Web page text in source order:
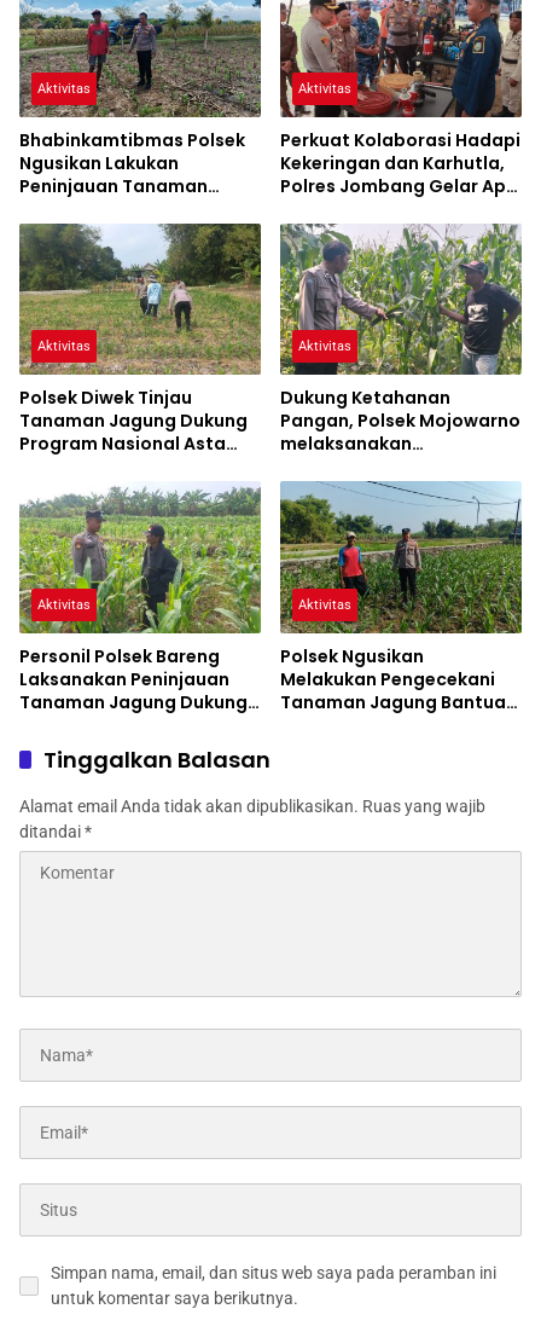
Aktivitas
Bhabinkamtibmas Polsek
Ngusikan Lakukan
Peninjauan Tanaman
Mendukung Ketahanan
Pangan
Aktivitas
Perkuat Kolaborasi Hadapi
Kekeringan dan Karhutla,
Polres Jombang Gelar Apel
Aktivitas
Polsek Diwek Tinjau
Tanaman Jagung Dukung
Program Nasional Asta
Aktivitas
Dukung Ketahanan
Pangan, Polsek Mojowarno
melaksanakan
Jagung
Aktivitas
Personil Polsek Bareng
Laksanakan Peninjauan
Tanaman Jagung Dukung
Pangan
Aktivitas
Polsek Ngusikan
Melakukan Pengecekani
Tanaman Jagung Bantuan
Tinggalkan Balasan
Alamat email Anda tidak akan dipublikasikan. Ruas yang wajib
ditandai*
Simpan nama, email, dan situs web saya pada peramban ini
untuk komentar saya berikutnya.